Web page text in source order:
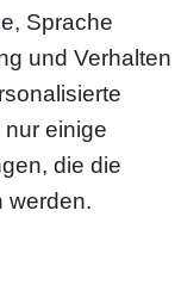
Sprache
und Verhalten
einige
die die
werden.